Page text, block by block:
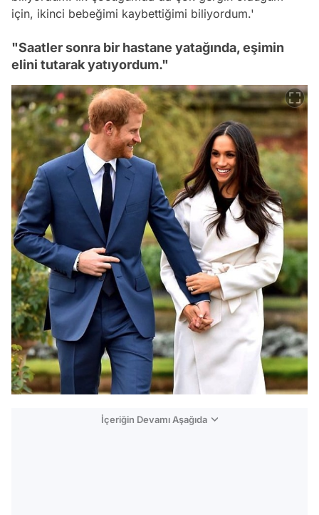
için, ikinci bebeğimi kaybettiğimi biliyordum.'
"Saatler sonra bir hastane yatağında, eşimin
elini tutarak yatıyordum."
İçeriğin Devamı Aşağıda